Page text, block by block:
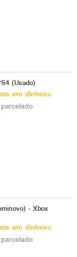
(Usado)
em dinheiro
- Xbox
em dinheiro